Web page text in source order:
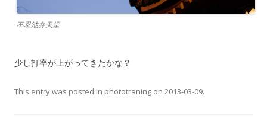
不忍池弁天堂
少し打率が上がってきたかな？
This entry was posted in phototraning on 2013-03-09.